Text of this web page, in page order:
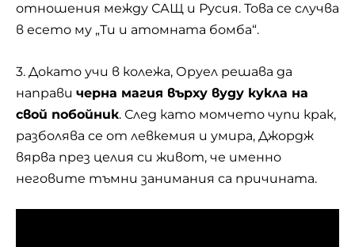
отношения между САЩ и Русия. Това се случва
в есето му „Ти и атомната бомба“.
3. Докато учи в колежа, Оруел решава да
направи черна магия върху вуду кукла на
свой побойник. След като момчето чупи крак,
разболява се от левкемия и умира, Джордж
вярва през целия си живот, че именно
неговите тъмни занимания са причината.